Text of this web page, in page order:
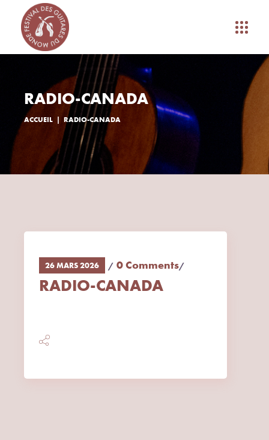
RADIO-CANADA
ACCUEIL RADIO-CANADA
26 MARS 2026 0 Comments
RADIO-CANADA